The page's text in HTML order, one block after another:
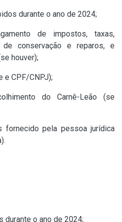
durante o ano de 2024;
de impostos, taxas,
de conservação e reparos, e
houver);
e CPF/CNPJ);
do Carnê-Leão (se
fornecido pela pessoa jurídica
durante o ano de 2024;